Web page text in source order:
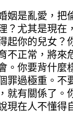
是亂愛，把
？尤其是現在
起你的兒女？
不正常，將來
。你要背什麼
罪過極重。不
就有關係了。
現在人不懂得